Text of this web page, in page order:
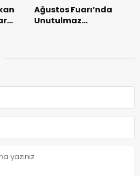
Ağustos Fuarı’nda
Unutulmaz